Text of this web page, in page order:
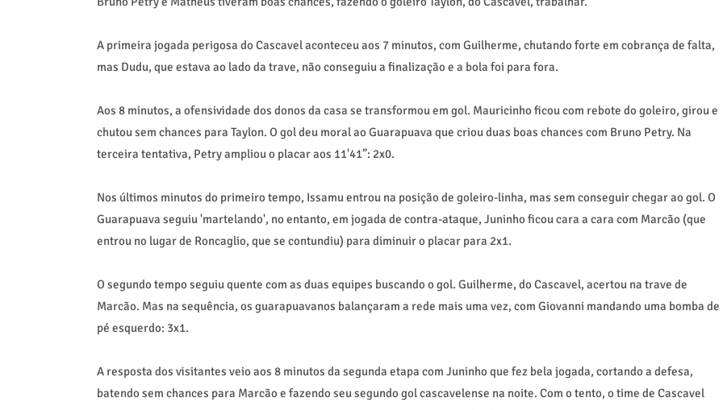
A primeira jogada perigosa do Cascavel aconteceu aos 7 minutos, com Guilherme, chutando forte em cobrança de falta,
mas Dudu, que estava ao lado da trave, não conseguiu a finalização e a bola foi para fora.
Aos 8 minutos, a ofensividade dos donos da casa se transformou em gol. Mauricinho ficou com rebote do goleiro, girou e
chutou sem chances para Taylon. O gol deu moral ao Guarapuava que criou duas boas chances com Bruno Petry. Na
terceira tentativa, Petry ampliou o placar aos 11'41”: 2x0.
Nos últimos minutos do primeiro tempo, Issamu entrou na posição de goleiro-linha, mas sem conseguir chegar ao gol. O
Guarapuava seguiu 'martelando', no entanto, em jogada de contra-ataque, Juninho ficou cara a cara com Marcão (que
entrou no lugar de Roncaglio, que se contundiu) para diminuir o placar para 2x1.
O segundo tempo seguiu quente com as duas equipes buscando o gol. Guilherme, do Cascavel, acertou na trave de
Marcão. Mas na sequência, os guarapuavanos balançaram a rede mais uma vez, com Giovanni mandando uma bomba de
pé esquerdo: 3x1.
A resposta dos visitantes veio aos 8 minutos da segunda etapa com Juninho que fez bela jogada, cortando a defesa,
batendo sem chances para Marcão e fazendo seu segundo gol cascavelense na noite. Com o tento, o time de Cascavel